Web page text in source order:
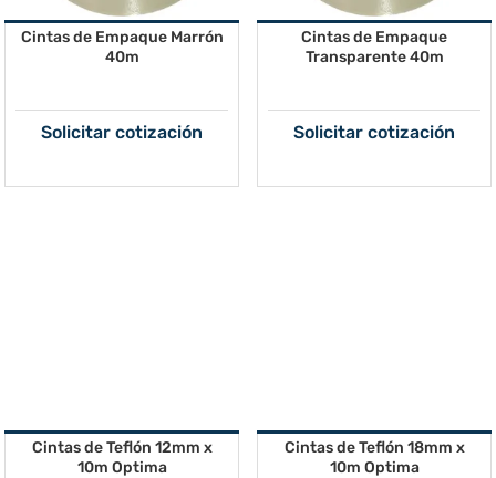
Cintas de Empaque Marrón
40m
Solicitar cotización
Cintas de Empaque
Transparente 40m
Solicitar cotización
Cintas de Teflón 12mm x
10m Optima
Cintas de Teflón 18mm x
10m Optima